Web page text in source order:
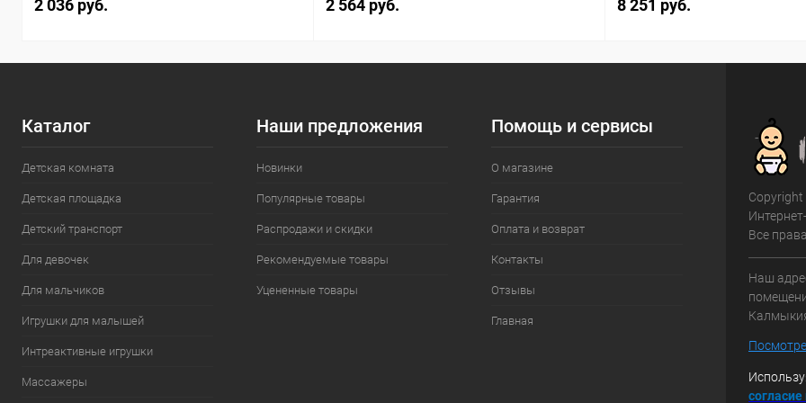
2 036 руб. 2 564 руб. 8 251 руб.
Каталог
Детская комната
Детская площадка
Детский транспорт
Для девочек
Для мальчиков
Игрушки для малышей
Интреактивные игрушки
Массажеры
Наши предложения
Новинки
Популярные товары
Распродажи и скидки
Рекомендуемые товары
Уцененные товары
Помощь и сервисы
О магазине
Гарантия
Оплата и возврат
Контакты
Отзывы
Главная
Все
Наш
согласие